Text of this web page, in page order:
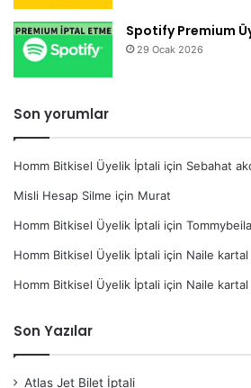
Spotify Premium
29 Ocak 2026
Son yorumlar
Homm Bitkisel Üyelik İptali için Sebahat
Misli Hesap Silme için Murat
Homm Bitkisel Üyelik İptali için Tommybeila
Homm Bitkisel Üyelik İptali için Naile kartal
Homm Bitkisel Üyelik İptali için Naile kartal
Son Yazılar
Atlas Jet Bilet İptali